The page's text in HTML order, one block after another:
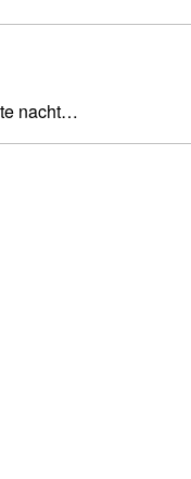
nacht…